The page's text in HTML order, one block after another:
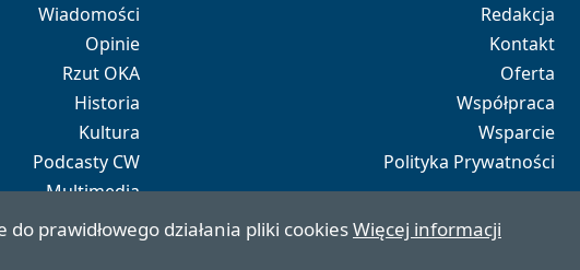
Wiadomości
Opinie
Rzut OKA
Historia
Kultura
Podcasty CW
Multimedia
Portal
Redakcja
Kontakt
Oferta
Współpraca
Wsparcie
Polityka Prywatności
prawidłowego działania pliki cookiesWięcej informacji